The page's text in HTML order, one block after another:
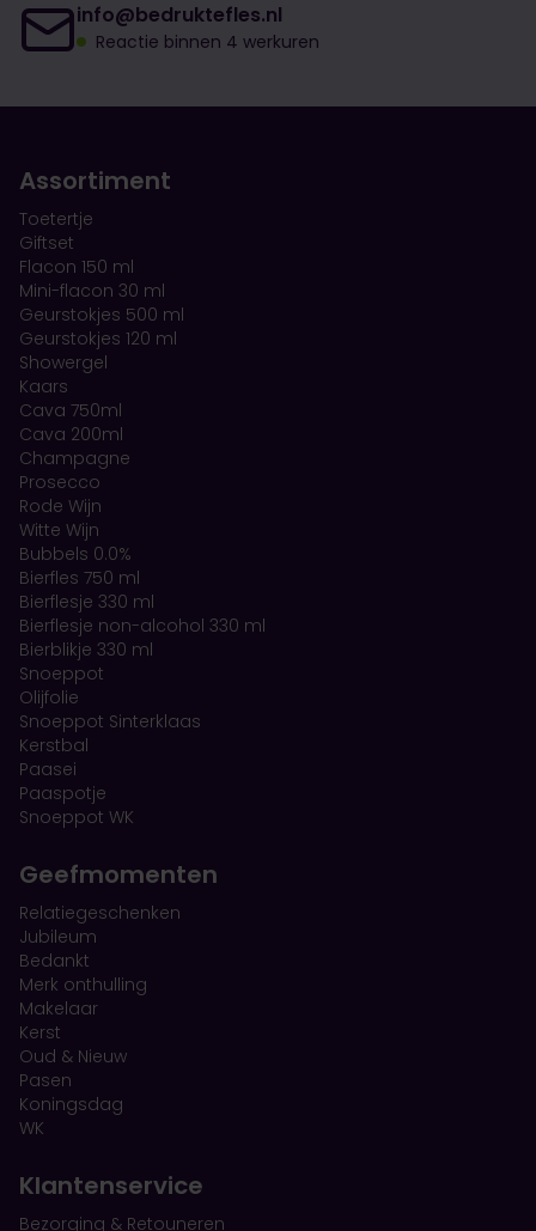
info@bedruktefles.nl
Reactie binnen 4 werkuren
Assortiment
Toetertje
Giftset
Flacon 150 ml
Mini-flacon 30 ml
Geurstokjes 500 ml
Geurstokjes 120 ml
Showergel
Kaars
Cava 750ml
Cava 200ml
Champagne
Prosecco
Rode Wijn
Witte Wijn
Bubbels 0.0%
Bierfles 750 ml
Bierflesje 330 ml
Bierflesje non-alcohol 330 ml
Bierblikje 330 ml
Snoeppot
Olijfolie
Snoeppot Sinterklaas
Kerstbal
Paasei
Paaspotje
Snoeppot WK
Geefmomenten
Relatiegeschenken
Jubileum
Bedankt
Merk onthulling
Makelaar
Kerst
Oud & Nieuw
Pasen
Koningsdag
WK
Klantenservice
Bezorging & Retouneren